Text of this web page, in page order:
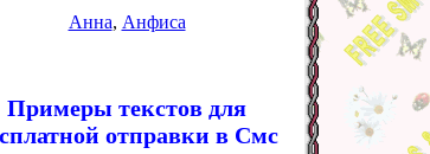
Анна, Анфиса
Примеры текстов для
отправки в Смс